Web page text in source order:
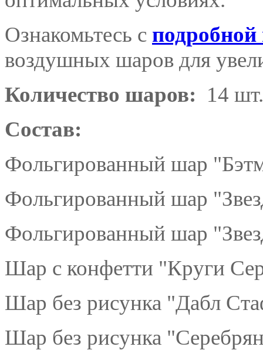
Ознакомьтесь с
воздушных шаров для
Количество шаров: 14 шт.
Состав:
Фольгированный шар
Фольгированный шар
Фольгированный шар
Шар с конфетти "Круги
Шар без рисунка "Дабл
Шар без рисунка